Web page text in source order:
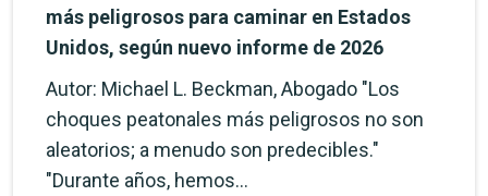
más peligrosos para caminar en Estados
Unidos, según nuevo informe de 2026
Autor: Michael L. Beckman, Abogado "Los
choques peatonales más peligrosos no son
aleatorios; a menudo son predecibles."
"Durante años, hemos…